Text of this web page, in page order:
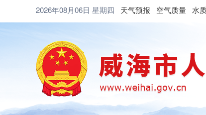
2026年08月06日 星期四 天气预报 空气质量 水